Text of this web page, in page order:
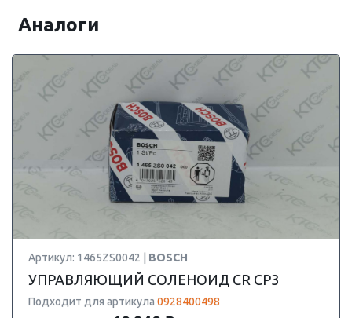
Аналоги
Артикул: 1465ZS0042 | BOSCH
УПРАВЛЯЮЩИЙ СОЛЕНОИД CR CP3
Подходит для артикула 0928400498